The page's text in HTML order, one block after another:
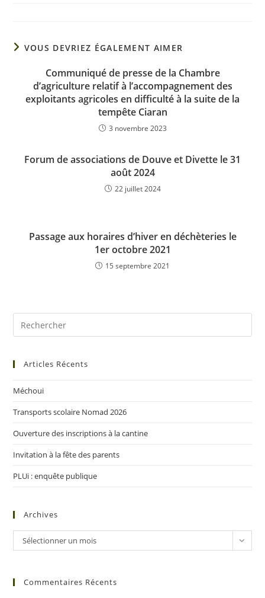
VOUS DEVRIEZ ÉGALEMENT AIMER
Communiqué de presse de la Chambre
d’agriculture relatif à l’accompagnement des
exploitants agricoles en difficulté à la suite de la
tempête Ciaran
3 novembre 2023
Forum de associations de Douve et Divette le 31
août 2024
22 juillet 2024
Passage aux horaires d’hiver en déchèteries le
1er octobre 2021
15 septembre 2021
Articles Récents
Méchoui
Transports scolaire Nomad 2026
Ouverture des inscriptions à la cantine
Invitation à la fête des parents
PLUi : enquête publique
Archives
Sélectionner un mois
Commentaires Récents